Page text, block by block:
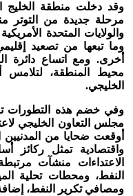
وقد دخلت منطقة الخليج
مرحلة جديدة من التوتر
والولايات المتحدة
وما تبعها من تصعيد
أخرى. ومع اتساع دائرة
محيط المنطقة، لتلامس
الخليجي.
وفي خضم هذه التطورات
مجلس التعاون الخليجي
أوقعت ضحايا من المدنيين
واقتصادية تمثل ركائز
الاعتداءات منشآت
النفط، ومحطات تحلية
ومصافي تكرير النفط،